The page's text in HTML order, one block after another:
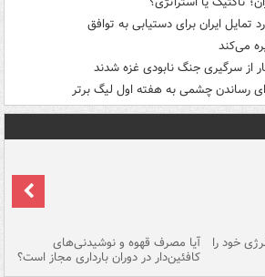
تمایل ایران برای دستیابی به توافق
می‌کند
از سرگیری جنگ نابودی غزه شدند
رساندن چشمی به هفته اول لیگ برتر
خود را آیا مصرف قهوه و نوشیدنی‌های
کافئین‌دار در دوران بارداری مجاز است؟